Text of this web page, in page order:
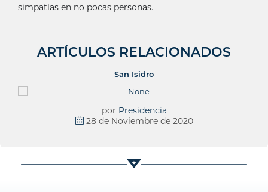
simpatías en no pocas personas.
ARTÍCULOS RELACIONADOS
San Isidro
por Presidencia
28 de Noviembre de 2020